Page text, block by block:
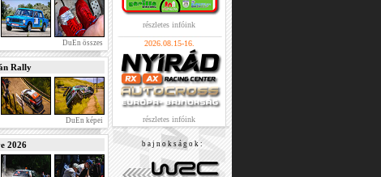
DuEn összes
Rally
DuEn képei
2026
részletes infóink
2026.08.15-16.
részletes infóink
b a j n o k s á g o k :